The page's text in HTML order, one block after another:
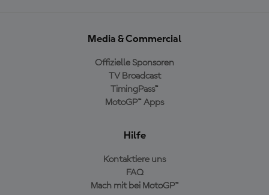
Media & Commercial
Offizielle Sponsoren
TV Broadcast
TimingPass™
MotoGP™ Apps
Hilfe
Kontaktiere uns
FAQ
Mach mit bei MotoGP™